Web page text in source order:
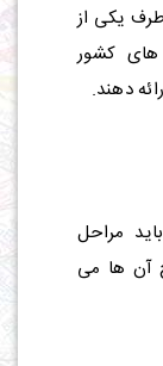
یکی از
کشور
دهند.
مراحل
آن ها می